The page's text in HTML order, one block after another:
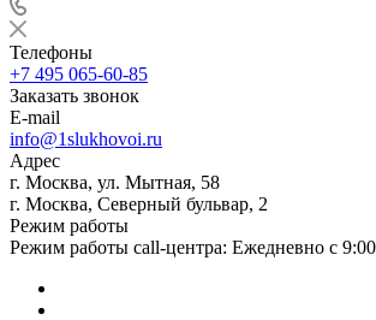
Телефоны
+7 495 065-60-85
Заказать звонок
E-mail
info@1slukhovoi.ru
Адрес
г. Москва, ул. Мытная, 58
г. Москва, Северный бульвар, 2
Режим работы
Режим работы call-центра: Ежедневно с